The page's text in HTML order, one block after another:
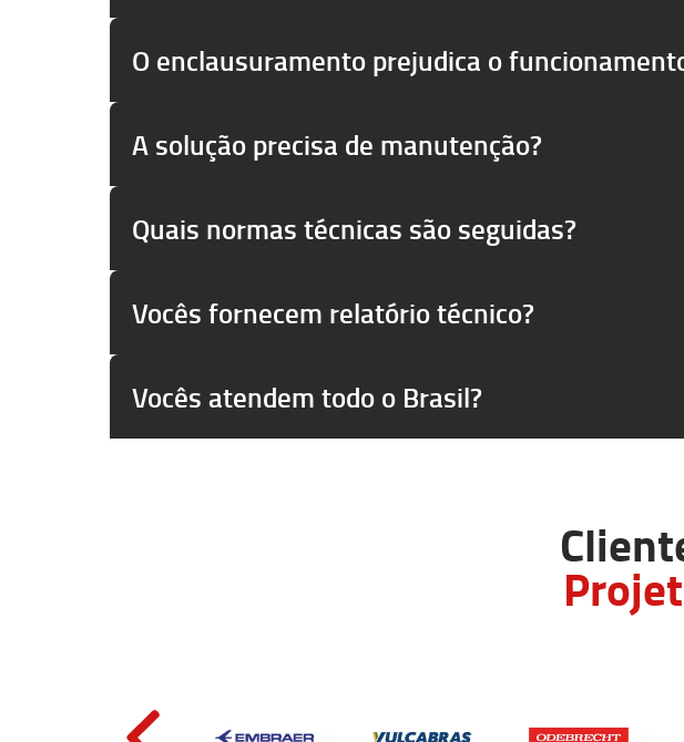
O enclausuramento prejudica o
A solução precisa de manutenção?
Quais normas técnicas são seguidas?
Vocês fornecem relatório técnico?
Vocês atendem todo o Brasil?